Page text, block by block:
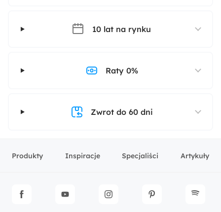
10 lat na rynku
Raty 0%
Zwrot do 60 dni
Produkty Inspiracje Specjaliści Artykuły